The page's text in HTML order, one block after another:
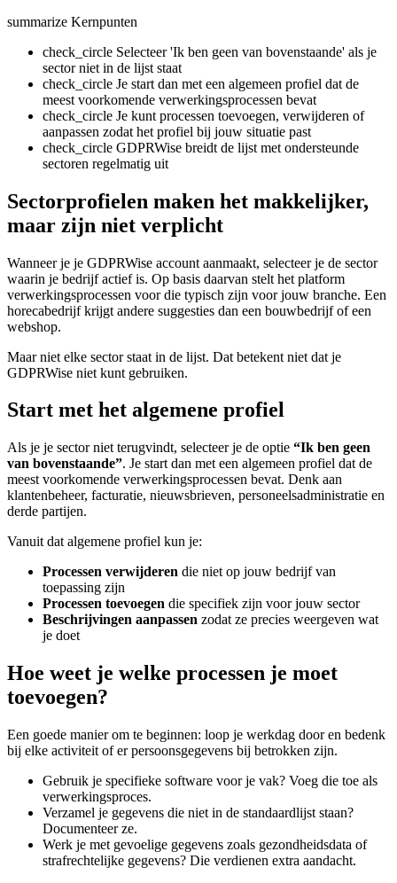
summarize Kernpunten
check_circle Selecteer 'Ik ben geen van bovenstaande' als je
sector niet in de lijst staat
check_circle Je start dan met een algemeen profiel dat de
meest voorkomende verwerkingsprocessen bevat
check_circle Je kunt processen toevoegen, verwijderen of
aanpassen zodat het profiel bij jouw situatie past
check_circle GDPRWise breidt de lijst met ondersteunde
sectoren regelmatig uit
Sectorprofielen maken het makkelijker,
maar zijn niet verplicht
Wanneer je je GDPRWise account aanmaakt, selecteer je de sector
waarin je bedrijf actief is. Op basis daarvan stelt het platform
verwerkingsprocessen voor die typisch zijn voor jouw branche. Een
horecabedrijf krijgt andere suggesties dan een bouwbedrijf of een
webshop.
Maar niet elke sector staat in de lijst. Dat betekent niet dat je
GDPRWise niet kunt gebruiken.
Start met het algemene profiel
Als je je sector niet terugvindt, selecteer je de optie “Ik ben geen
van bovenstaande”. Je start dan met een algemeen profiel dat de
meest voorkomende verwerkingsprocessen bevat. Denk aan
klantenbeheer, facturatie, nieuwsbrieven, personeelsadministratie en
derde partijen.
Vanuit dat algemene profiel kun je:
Processen verwijderen die niet op jouw bedrijf van
toepassing zijn
Processen toevoegen die specifiek zijn voor jouw sector
Beschrijvingen aanpassen zodat ze precies weergeven wat
je doet
Hoe weet je welke processen je moet
toevoegen?
Een goede manier om te beginnen: loop je werkdag door en bedenk
bij elke activiteit of er persoonsgegevens bij betrokken zijn.
Gebruik je specifieke software voor je vak? Voeg die toe als
verwerkingsproces.
Verzamel je gegevens die niet in de standaardlijst staan?
Documenteer ze.
Werk je met gevoelige gegevens zoals gezondheidsdata of
strafrechtelijke gegevens? Die verdienen extra aandacht.